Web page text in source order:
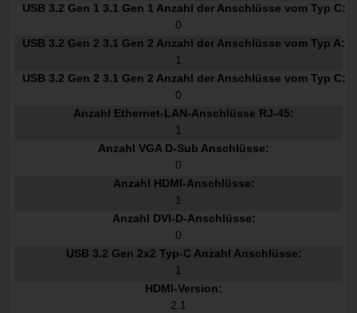
USB 3.2 Gen 1 3.1 Gen 1 Anzahl der Anschlüsse vom Typ C:
0
USB 3.2 Gen 2 3.1 Gen 2 Anzahl der Anschlüsse vom Typ A:
1
USB 3.2 Gen 2 3.1 Gen 2 Anzahl der Anschlüsse vom Typ C:
0
Anzahl Ethernet-LAN-Anschlüsse RJ-45:
1
Anzahl VGA D-Sub Anschlüsse:
0
Anzahl HDMI-Anschlüsse:
1
Anzahl DVI-D-Anschlüsse:
0
USB 3.2 Gen 2x2 Typ-C Anzahl Anschlüsse:
1
HDMI-Version:
2.1